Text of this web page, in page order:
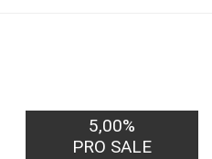
5,00%
PRO SALE